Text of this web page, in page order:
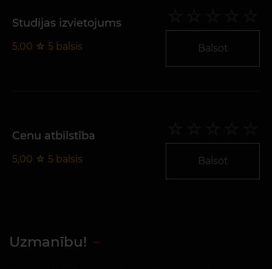
Studijas izvietojums
5,00 ☆ 5 balsis Balsot
Cenu atbilstība
5,00 ☆ 5 balsis Balsot
Uzmanību!